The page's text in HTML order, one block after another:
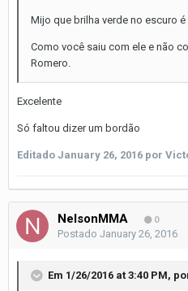
Mijo que brilha verde no escuro é
Como você saiu com ele e não
Romero.
Excelente
Só faltou dizer um bordão
Editado January 26, 2016 por
NelsonMMA 0
Postado January 26, 2016
Em 1/26/2016 at 3:40 PM,